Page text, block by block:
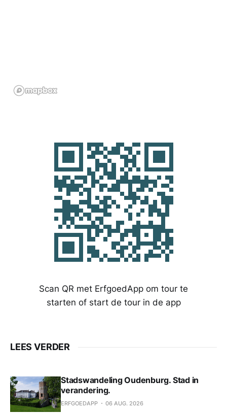
Scan QR met ErfgoedApp om tour te
starten of start de tour in de app
LEES VERDER
Stadswandeling Oudenburg. Stad in
verandering.
ERFGOEDAPP 06 AUG. 2026